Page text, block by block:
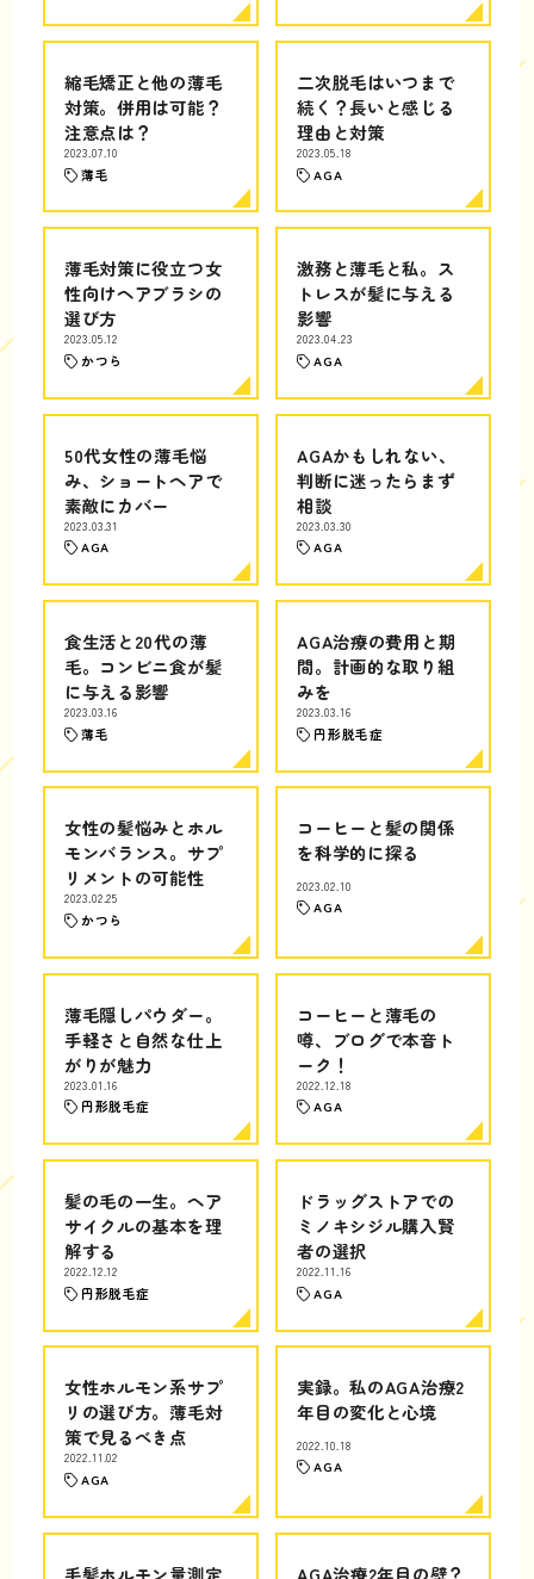
縮毛矯正と他の薄毛
対策。併用は可能？
注意点は？
2023.07.10
薄毛
二次脱毛はいつまで
続く？長いと感じる
理由と対策
2023.05.18
AGA
薄毛対策に役立つ女
性向けヘアブラシの
選び方
2023.05.12
かつら
激務と薄毛と私。ス
トレスが髪に与える
影響
2023.04.23
AGA
50代女性の薄毛悩
み、ショートヘアで
素敵にカバー
2023.03.31
AGA
AGAかもしれない、
判断に迷ったらまず
相談
2023.03.30
AGA
食生活と20代の薄
毛。コンビニ食が髪
に与える影響
2023.03.16
薄毛
AGA治療の費用と期
間。計画的な取り組
みを
2023.03.16
円形脱毛症
女性の髪悩みとホル
モンバランス。サプ
リメントの可能性
2023.02.25
かつら
コーヒーと髪の関係
を科学的に探る
2023.02.10
AGA
薄毛隠しパウダー。
手軽さと自然な仕上
がりが魅力
2023.01.16
円形脱毛症
コーヒーと薄毛の
噂、ブログで本音ト
ーク！
2022.12.18
AGA
髪の毛の一生。ヘア
サイクルの基本を理
解する
2022.12.12
円形脱毛症
ドラッグストアでの
ミノキシジル購入賢
者の選択
2022.11.16
AGA
女性ホルモン系サプ
リの選び方。薄毛対
策で見るべき点
2022.11.02
AGA
実録。私のAGA治療2
年目の変化と心境
2022.10.18
AGA
毛髪ホルモン量測定
AGA治療2年目の壁？